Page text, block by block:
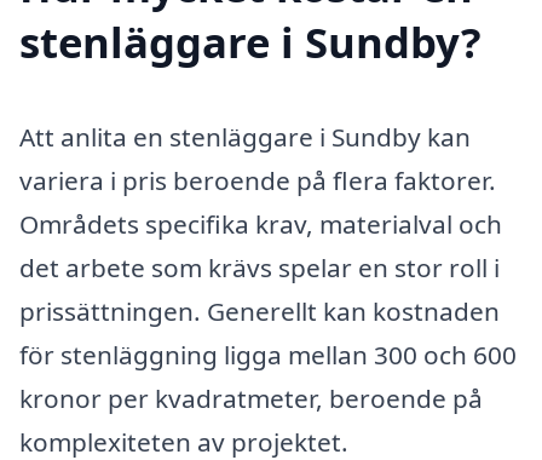
stenläggare i Sundby?
Att anlita en stenläggare i Sundby kan
variera i pris beroende på flera faktorer.
Områdets specifika krav, materialval och
det arbete som krävs spelar en stor roll i
prissättningen. Generellt kan kostnaden
för stenläggning ligga mellan 300 och 600
kronor per kvadratmeter, beroende på
komplexiteten av projektet.